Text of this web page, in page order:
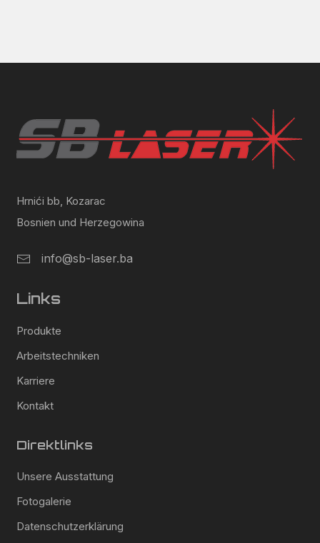
Hrnići bb, Kozarac
Bosnien und Herzegowina
info@sb-laser.ba
Links
Produkte
Arbeitstechniken
Karriere
Kontakt
Direktlinks
Unsere Ausstattung
Fotogalerie
Datenschutzerklärung